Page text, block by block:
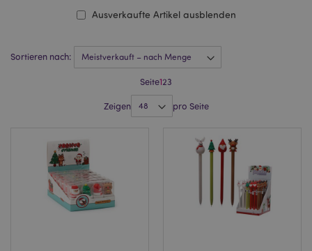
Sortieren nach:
Seite123
Zeigen pro Seite
Ausverkaufte Artikel ausblenden